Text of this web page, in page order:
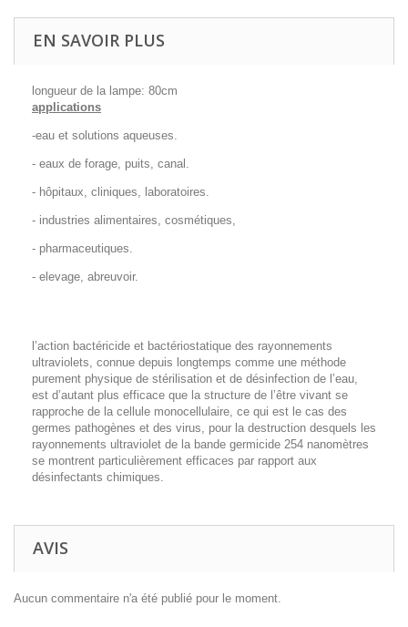
EN SAVOIR PLUS
longueur de la lampe: 80cm
applications
-eau et solutions aqueuses.
- eaux de forage, puits, canal.
- hôpitaux, cliniques, laboratoires.
- industries alimentaires, cosmétiques,
- pharmaceutiques.
- elevage, abreuvoir.
l’action bactéricide et bactériostatique des rayonnements
ultraviolets, connue depuis longtemps comme une méthode
purement physique de stérilisation et de désinfection de l’eau,
est d’autant plus efficace que la structure de l’être vivant se
rapproche de la cellule monocellulaire, ce qui est le cas des
germes pathogènes et des virus, pour la destruction desquels les
rayonnements ultraviolet de la bande germicide 254 nanomètres
se montrent particulièrement efficaces par rapport aux
désinfectants chimiques.
AVIS
Aucun commentaire n'a été publié pour le moment.